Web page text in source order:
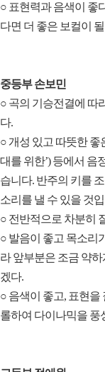
○ 표현력과 음색이 좋
다면 더 좋은 보컬이
중등부 손보민
○ 곡의 기승전결에 따
다.
○ 개성 있고 따뜻한 좋
대를 위한’) 등에서 음
습니다. 반주의 키를
소리를 낼 수 있을 것
○ 전반적으로 차분히
○ 발음이 좋고 목소리
라 앞부분은 조금 약
겠다.
○ 음색이 좋고, 표현을
롤하여 다이나믹을 풍